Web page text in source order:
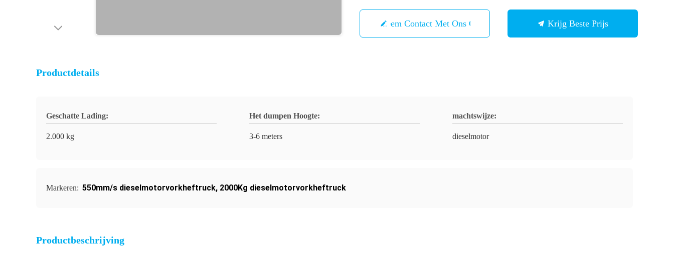
Neem Contact Met Ons Op Krijg Beste Prijs
Productdetails
Geschatte Lading:
2.000 kg
Het dumpen Hoogte:
3-6 meters
machtswijze:
dieselmotor
Markeren: 550mm/s dieselmotorvorkheftruck, 2000Kg dieselmotorvorkheftruck
Productbeschrijving